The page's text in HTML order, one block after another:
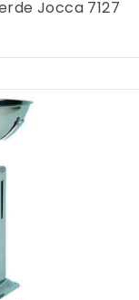
Jocca 7127